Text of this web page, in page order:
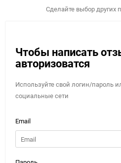
Сделайте выбор других
Чтобы написать
авторизоватся
Используйте свой логин/пароль
социальные сети
Email